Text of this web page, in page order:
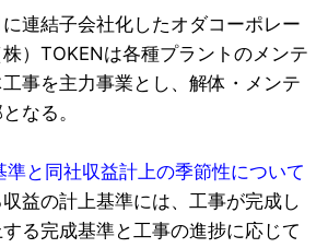
連結子会社化したオダコーポレー
）TOKENは各種プラントのメンテ
事を主力事業とし、解体・メンテ
なる。
と同社収益計上の季節性について
益の計上基準には、工事が完成し
る完成基準と工事の進捗に応じて